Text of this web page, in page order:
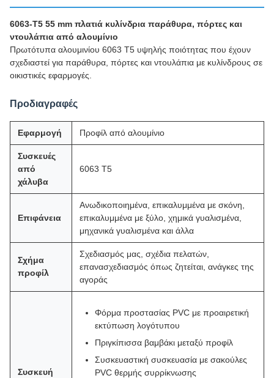
6063-T5 55 mm πλατιά κυλίνδρια παράθυρα, πόρτες και
ντουλάπια από αλουμίνιο
Πρωτότυπα αλουμινίου 6063 T5 υψηλής ποιότητας που έχουν
σχεδιαστεί για παράθυρα, πόρτες και ντουλάπια με κυλίνδρους σε
οικιστικές εφαρμογές.
Προδιαγραφές
Εφαρμογή Προφίλ από αλουμίνιο
Συσκευές
από
χάλυβα
6063 Τ5
Επιφάνεια
Ανωδικοποιημένα, επικαλυμμένα με σκόνη,
επικαλυμμένα με ξύλο, χημικά γυαλισμένα,
μηχανικά γυαλισμένα και άλλα
Σχήμα
προφίλ
Σχεδιασμός μας, σχέδια πελατών,
επανασχεδιασμός όπως ζητείται, ανάγκες της
αγοράς
Συσκευή
Φόρμα προστασίας PVC με προαιρετική
εκτύπωση λογότυπου
Πριγκίπισσα βαμβάκι μεταξύ προφίλ
Συσκευαστική συσκευασία με σακούλες
PVC θερμής συρρίκνωσης